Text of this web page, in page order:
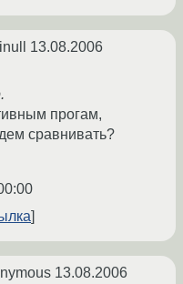
13.08.2006
прогам,
сравнивать?
13.08.2006